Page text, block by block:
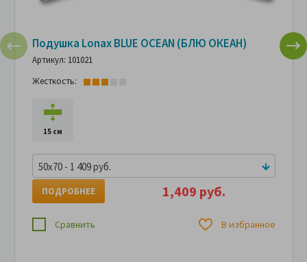
Подушка Lonax BLUE OCEAN (БЛЮ ОКЕАН)
Артикул: 101021
Жесткость:
15 см
50x70 - 1 409 руб.
1,409 руб.
ПОДРОБНЕЕ
Сравнить В избранное